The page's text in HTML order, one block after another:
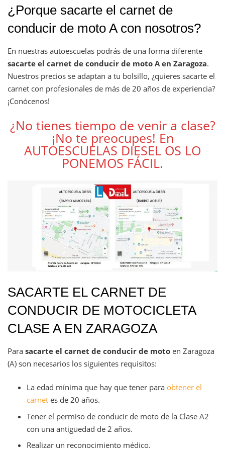
¿Porque sacarte el carnet de
conducir de moto A con nosotros?
En nuestras autoescuelas podrás de una forma diferente
sacarte el carnet de conducir de moto A en Zaragoza.
Nuestros precios se adaptan a tu bolsillo, ¿quieres sacarte el
carnet con profesionales de más de 20 años de experiencia?
¡Conócenos!
¿No tienes tiempo de venir a clase?
¡No te preocupes! En
AUTOESCUELAS DIESEL OS LO
PONEMOS FÁCIL.
SACARTE EL CARNET DE
CONDUCIR DE MOTOCICLETA
CLASE A EN ZARAGOZA
Para sacarte el carnet de conducir de moto en Zaragoza
(A) son necesarios los siguientes requisitos:
La edad mínima que hay que tener para obtener el
carnetes de 20 años.
Tener el permiso de conducir de moto de la Clase A2
con una antigüedad de 2 años.
Realizar un reconocimiento médico.